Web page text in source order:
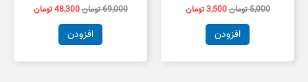
5,000تومان3,500تومان
افزودن
69,000تومان48,300تومان
افزودن